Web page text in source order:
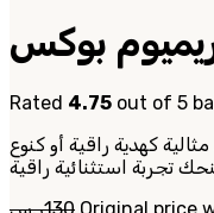
بوكس
Rated 4.75 out of 5
كهدية راقية أو كنوع